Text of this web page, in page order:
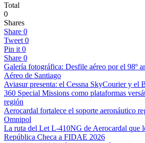
Total
0
Shares
Share 0
Tweet 0
Pin it 0
Share 0
Galería fotográfica: Desfile aéreo por el 98º
Aéreo de Santiago
Aviasur presenta: el Cessna SkyCourier y el
360 Special Missions como plataformas
región
Aerocardal fortalece el soporte aeronáutico
Omnipol
La ruta del Let L-410NG de Aerocardal que
República Checa a FIDAE 2026